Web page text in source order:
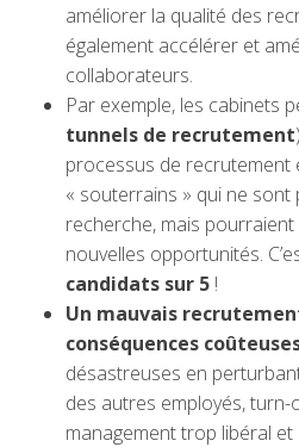
améliorer la qualité des
également accélérer et
collaborateurs.
Par exemple, les cabinets
tunnels de recrutement
processus de recrutement
« souterrains » qui ne sont
recherche, mais
nouvelles opportunités.
candidats sur 5 !
Un mauvais
conséquences
désastreuses en
des autres employés, turn-
management trop libéral et